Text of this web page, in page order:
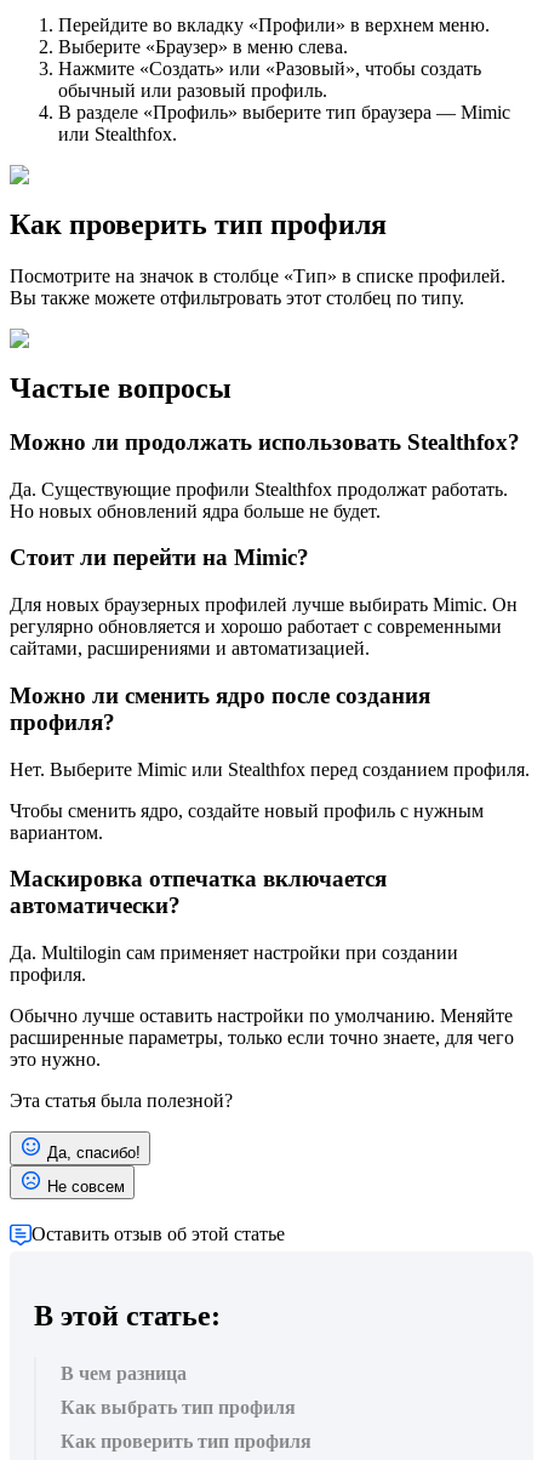
Перейдите во вкладку «Профили» в верхнем меню.
Выберите «Браузер» в меню слева.
Нажмите «Создать» или «Разовый», чтобы создать
обычный или разовый профиль.
В разделе «Профиль» выберите тип браузера — Mimic
или Stealthfox.
Как проверить тип профиля
Посмотрите на значок в столбце «Тип» в списке профилей.
Вы также можете отфильтровать этот столбец по типу.
Частые вопросы
Можно ли продолжать использовать Stealthfox?
Да. Существующие профили Stealthfox продолжат работать.
Но новых обновлений ядра больше не будет.
Стоит ли перейти на Mimic?
Для новых браузерных профилей лучше выбирать Mimic. Он
регулярно обновляется и хорошо работает с современными
сайтами, расширениями и автоматизацией.
Можно ли сменить ядро после создания
профиля?
Нет. Выберите Mimic или Stealthfox перед созданием профиля.
Чтобы сменить ядро, создайте новый профиль с нужным
вариантом.
Маскировка отпечатка включается
автоматически?
Да. Multilogin сам применяет настройки при создании
профиля.
Обычно лучше оставить настройки по умолчанию. Меняйте
расширенные параметры, только если точно знаете, для чего
это нужно.
Эта статья была полезной?
Да, спасибо!
Не совсем
Оставить отзыв об этой статье
В этой статье:
В чем разница
Как выбрать тип профиля
Как проверить тип профиля